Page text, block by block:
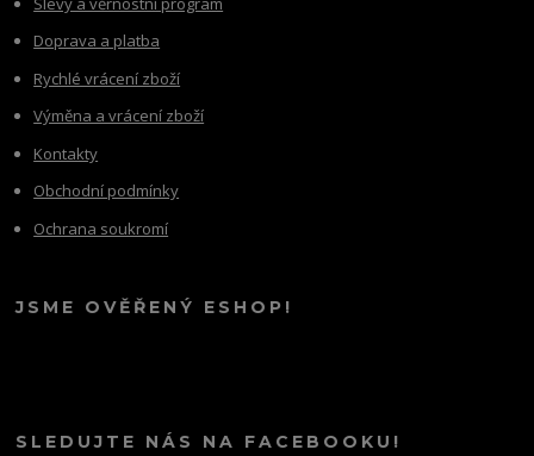
Doprava a platba
Rychlé vrácení zboží
Výměna a vrácení zboží
Kontakty
Obchodní podmínky
Ochrana soukromí
JSME OVĚŘENÝ ESHOP!
SLEDUJTE NÁS NA FACEBOOKU!